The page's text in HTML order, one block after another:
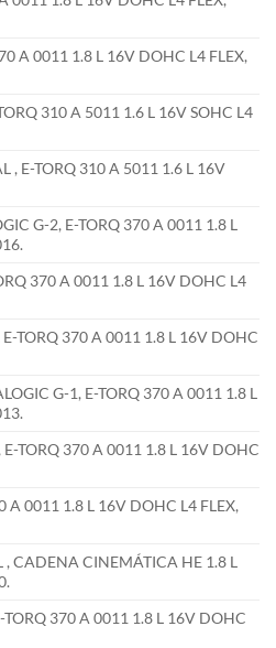
A 0011 1.8 L 16V DOHC L4 FLEX,
310 A 5011 1.6 L 16V SOHC L4
, E-TORQ 310 A 5011 1.6 L 16V
G-2, E-TORQ 370 A 0011 1.8 L
370 A 0011 1.8 L 16V DOHC L4
TORQ 370 A 0011 1.8 L 16V DOHC
G-1, E-TORQ 370 A 0011 1.8 L
TORQ 370 A 0011 1.8 L 16V DOHC
A 0011 1.8 L 16V DOHC L4 FLEX,
, CADENA CINEMÁTICA HE 1.8 L
TORQ 370 A 0011 1.8 L 16V DOHC